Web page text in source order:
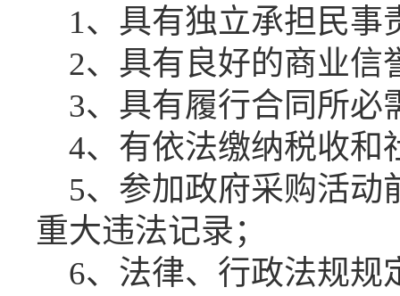
1、具有独立承担民事
2、具有良好的商业信
3、具有履行合同所必
4、有依法缴纳税收和
5、参加政府采购活动
重大违法记录；
6、法律、行政法规规